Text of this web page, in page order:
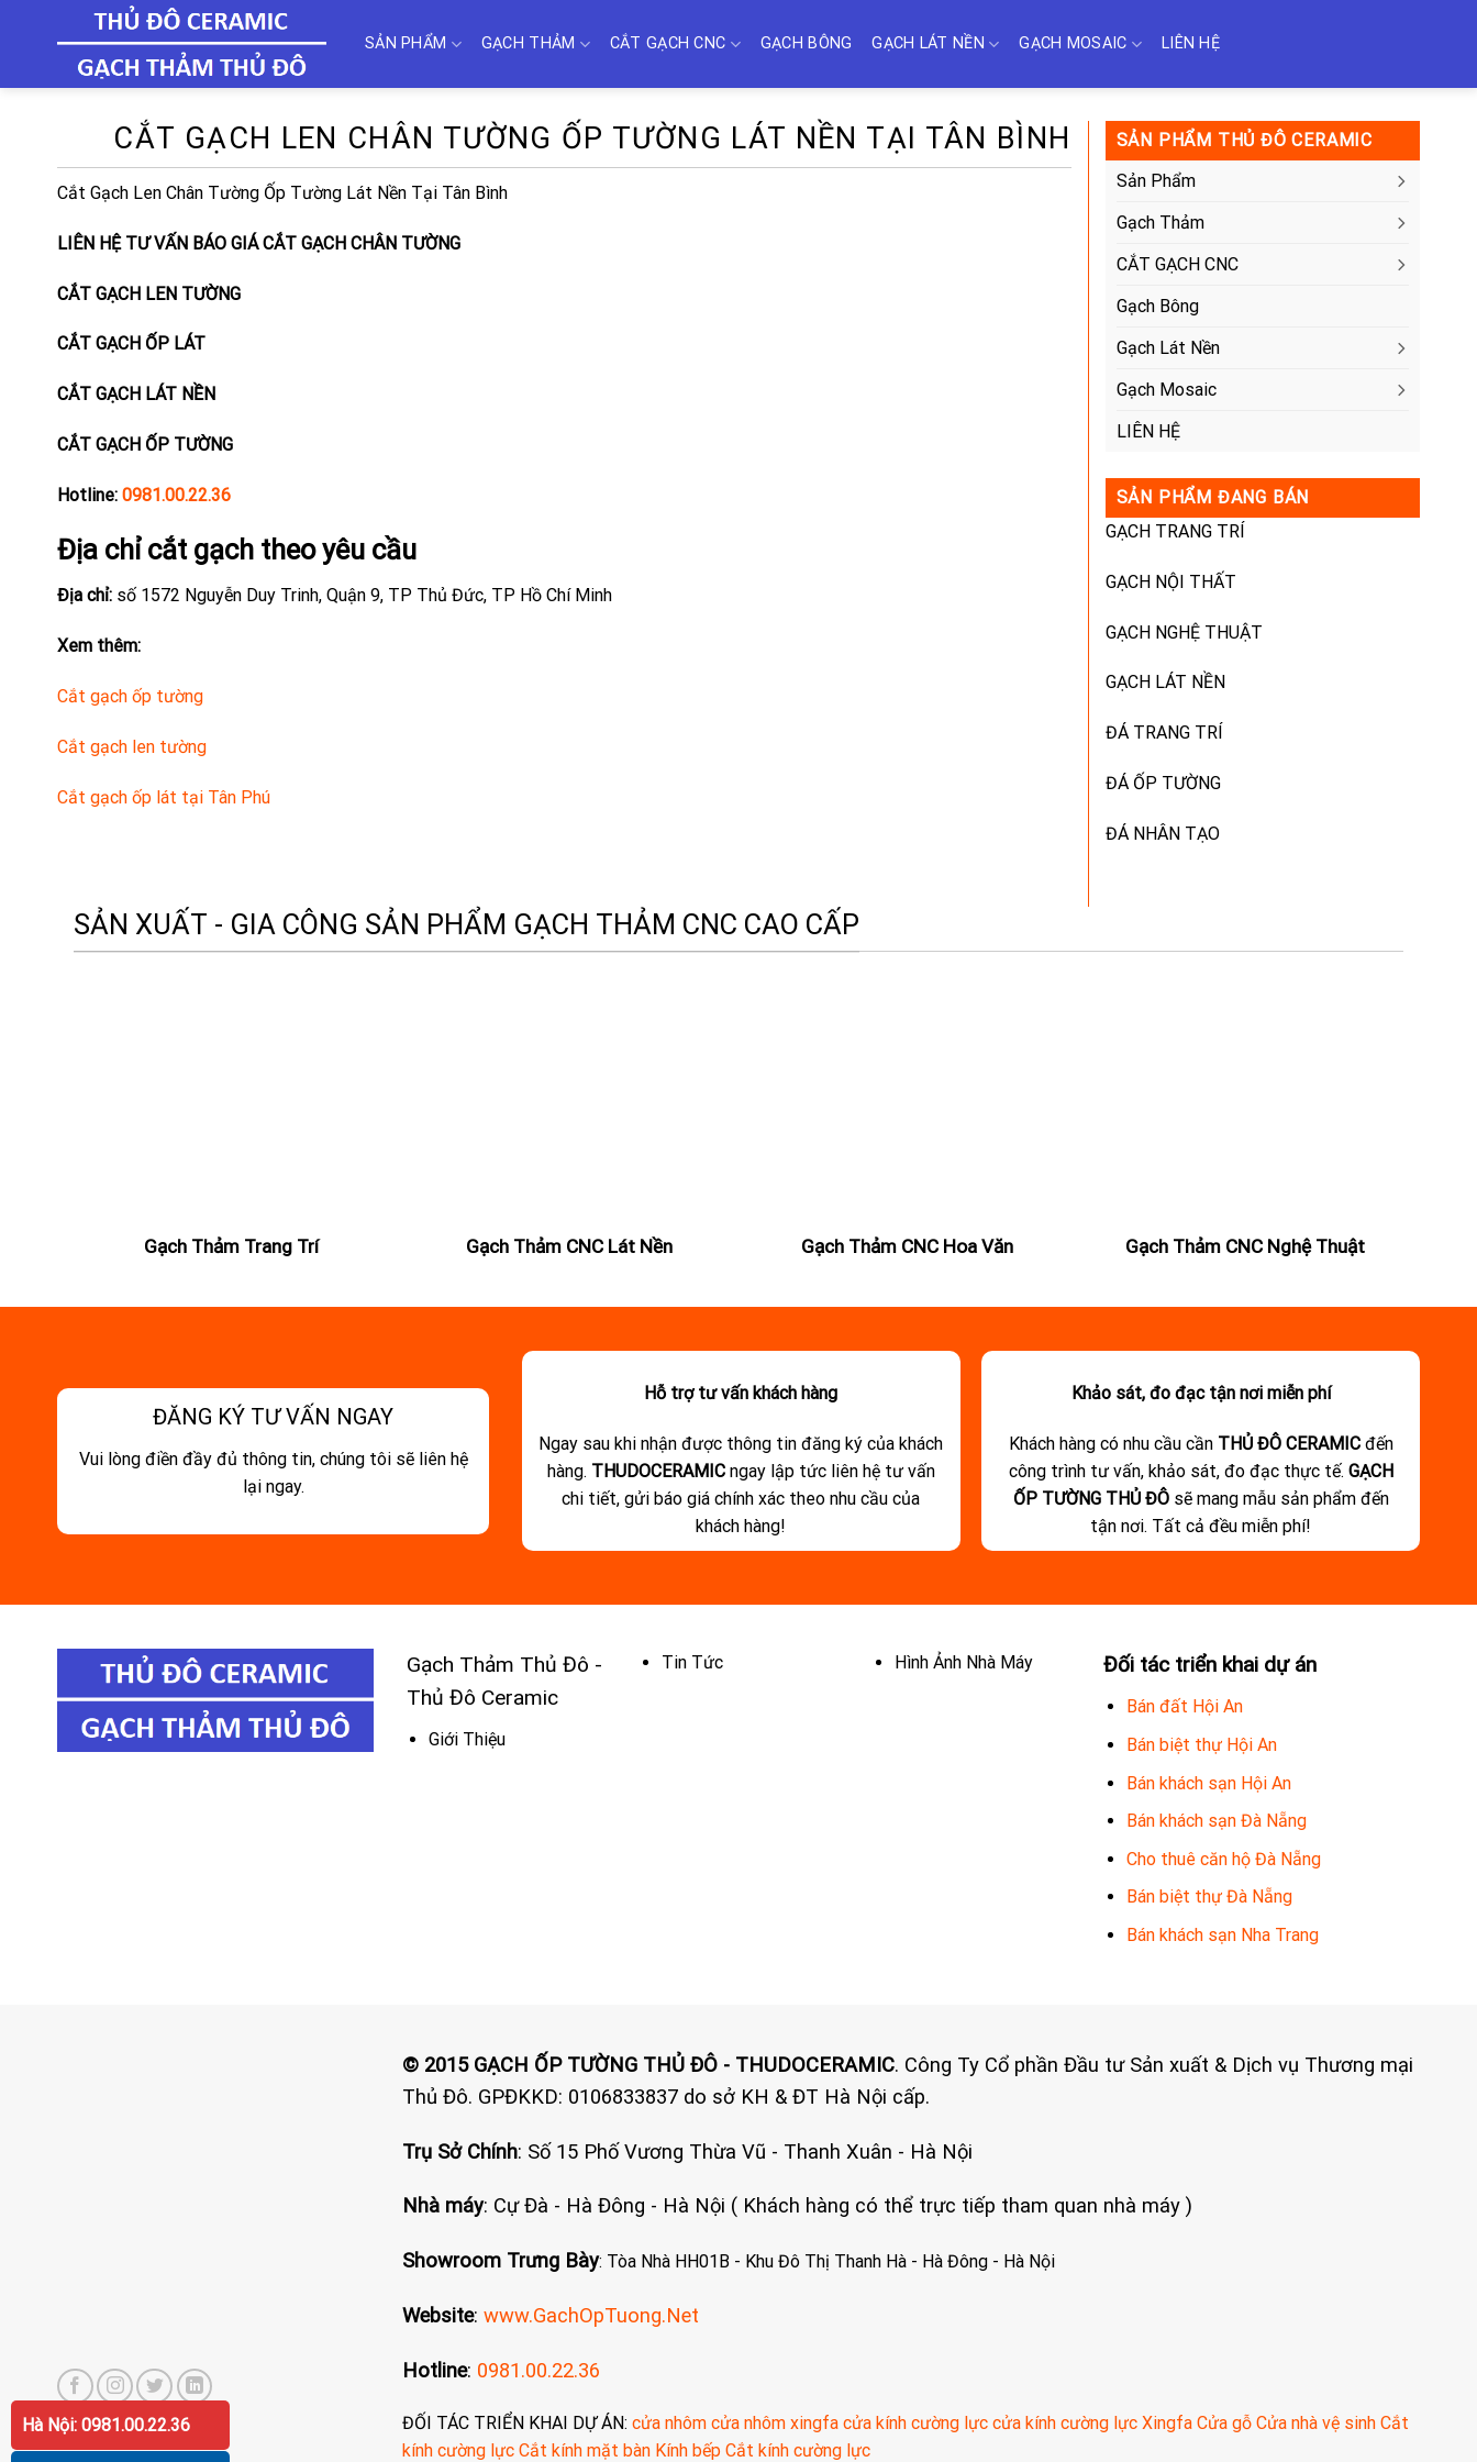
SẢN PHẨM GẠCH THẢM CẮT GẠCH CNC GẠCH BÔNG GẠCH LÁT NỀN GẠCH MOSAIC LIÊN HỆ
CẮT GẠCH LEN CHÂN TƯỜNG ỐP TƯỜNG LÁT NỀN TẠI TÂN BÌNH
Cắt Gạch Len Chân Tường Ốp Tường Lát Nền Tại Tân Bình
LIÊN HỆ TƯ VẤN BÁO GIÁ CẮT GẠCH CHÂN TƯỜNG
CẮT GẠCH LEN TƯỜNG
CẮT GẠCH ỐP LÁT
CẮT GẠCH LÁT NỀN
CẮT GẠCH ỐP TƯỜNG
Hotline: 0981.00.22.36
Địa chỉ cắt gạch theo yêu cầu
Địa chỉ: số 1572 Nguyễn Duy Trinh, Quận 9, TP Thủ Đức, TP Hồ Chí Minh
Xem thêm:
Cắt gạch ốp tường
Cắt gạch len tường
Cắt gạch ốp lát tại Tân Phú
SẢN PHẨM THỦ ĐÔ CERAMIC
Sản Phẩm
Gạch Thảm
CẮT GẠCH CNC
Gạch Bông
Gạch Lát Nền
Gạch Mosaic
LIÊN HỆ
SẢN PHẨM ĐANG BÁN
GẠCH TRANG TRÍ
GẠCH NỘI THẤT
GẠCH NGHỆ THUẬT
GẠCH LÁT NỀN
ĐÁ TRANG TRÍ
ĐÁ ỐP TƯỜNG
ĐÁ NHÂN TẠO
SẢN XUẤT - GIA CÔNG SẢN PHẨM GẠCH THẢM CNC CAO CẤP
Gạch Thảm Trang Trí Gạch Thảm CNC Lát Nền Gạch Thảm CNC Hoa Văn Gạch Thảm CNC Nghệ Thuật
ĐĂNG KÝ TƯ VẤN NGAY
Vui lòng điền đầy đủ thông tin, chúng tôi sẽ liên hệ
lại ngay.
Hỗ trợ tư vấn khách hàng
Ngay sau khi nhận được thông tin đăng ký của khách
hàng. THUDOCERAMIC ngay lập tức liên hệ tư vấn
chi tiết, gửi báo giá chính xác theo nhu cầu của
khách hàng!
Khảo sát, đo đạc tận nơi miễn phí
Khách hàng có nhu cầu cần THỦ ĐÔ CERAMIC đến
công trình tư vấn, khảo sát, đo đạc thực tế. GẠCH
ỐP TƯỜNG THỦ ĐÔ sẽ mang mẫu sản phẩm đến
tận nơi. Tất cả đều miễn phí!
Gạch Thảm Thủ Đô -
Thủ Đô Ceramic
Giới Thiệu
Tin Tức Hình Ảnh Nhà Máy Đối tác triển khai dự án
Bán đất Hội An
Bán biệt thự Hội An
Bán khách sạn Hội An
Bán khách sạn Đà Nẵng
Cho thuê căn hộ Đà Nẵng
Bán biệt thự Đà Nẵng
Bán khách sạn Nha Trang
© 2015 GẠCH ỐP TƯỜNG THỦ ĐÔ - THUDOCERAMIC. Công Ty Cổ phần Đầu tư Sản xuất & Dịch vụ Thương mại
Thủ Đô. GPĐKKD: 0106833837 do sở KH & ĐT Hà Nội cấp.
Trụ Sở Chính: Số 15 Phố Vương Thừa Vũ - Thanh Xuân - Hà Nội
Nhà máy: Cự Đà - Hà Đông - Hà Nội ( Khách hàng có thể trực tiếp tham quan nhà máy )
Showroom Trưng Bày: Tòa Nhà HH01B - Khu Đô Thị Thanh Hà - Hà Đông - Hà Nội
Website:www.GachOpTuong.Net
Hotline: 0981.00.22.36
ĐỐI TÁC TRIỂN KHAI DỰ ÁN:cửa nhôm cửa nhôm xingfa cửa kính cường lực cửa kính cường lực Xingfa Cửa gỗ Cửa nhà vệ sinh Cắt
kính cường lực Cắt kính mặt bàn Kính bếp Cắt kính cường lực
Hà Nội: 0981.00.22.36